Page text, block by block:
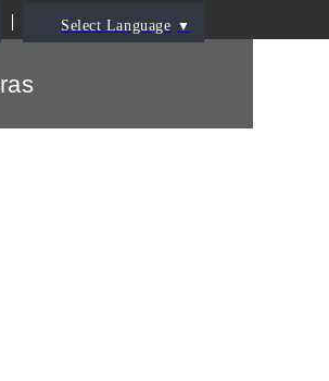
Select Language ▼